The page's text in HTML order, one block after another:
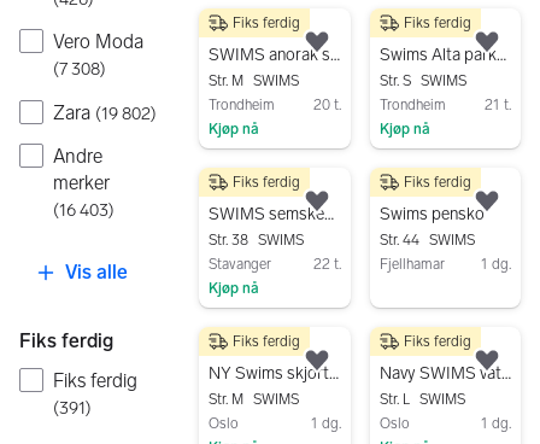
Vero Moda
(7 308)
Zara (19 802)
Andre
merker
(16 403)
Vis alle
Fiks ferdig
Fiks ferdig
(391)
1 200 kr
SWIMS anorak str M, Ubrukt
Str. M
SWIMS
Trondheim
20 t.
Kjøp nå
Fiks ferdig
Legg til som favoritt.
800 kr
Swims Alta parkas
Str. S SWIMS
Trondheim
21 t.
Kjøp nå
Fiks ferdig
400 kr
SWIMS semskede støvler med kilehæl str 38 svart
Str. 38 SWIMS
Stavanger
22 t.
Kjøp nå
Fiks ferdig
Legg til som favoritt.
300 kr
Swims pensko
Str. 44 SWIMS
Fjellhamar
1 dg.
Fiks ferdig
1 100 kr
NY Swims skjorte-jakke i dun. Medium og Large og en vest i large
Str. M
SWIMS
Oslo
1 dg.
Fiks ferdig
Legg til som favoritt.
800 kr
Navy SWIMS vattert vest med dun
Str. L SWIMS
Oslo
1 dg.
Fiks ferdig